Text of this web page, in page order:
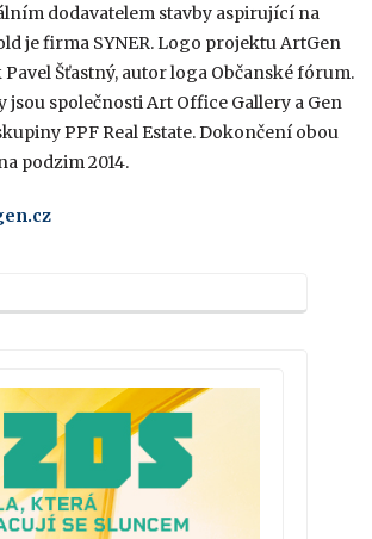
dodavatelem stavby aspirující na
je firma SYNER. Logo projektu ArtGen
Šťastný, autor loga Občanské fórum.
jsou společnosti Art Office Gallery a Gen
PPF Real Estate. Dokončení obou
podzim 2014.